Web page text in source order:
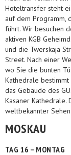
Hoteltransfer steht
auf dem Programm,
führt. Wir besuchen
aktiven KGB
und die Twerskaja
Street. Nach einer
wo Sie die bunten
Kathedrale bestimmt
das Gebäude des
Kasaner Kathedrale.
weltbekannter
MOSKAU
TAG 16 – MONTAG